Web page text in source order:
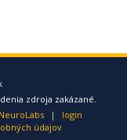
zdroja zakázané.
NeuroLabs |
login
údajov